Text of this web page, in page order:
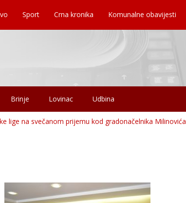
Sport Crna kronika Komunalne obavijesti
Brinje Lovinac Udbina
lige na svečanom prijemu kod gradonačelnika Milinovića